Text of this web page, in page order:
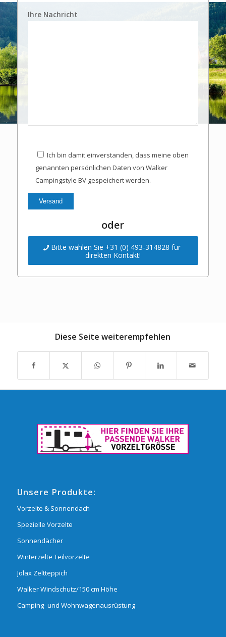
Ihre Nachricht
Ich bin damit einverstanden, dass meine oben
genannten persönlichen Daten von Walker
Campingstyle BV gespeichert werden.
oder
Bitte wählen Sie +31 (0) 493-314828 für
direkten Kontakt!
Diese Seite weiterempfehlen
Unsere Produkte:
Vorzelte & Sonnendach
Spezielle Vorzelte
Sonnendächer
Winterzelte Teilvorzelte
Jolax Zeltteppich
Walker Windschutz/150 cm Höhe
Camping- und Wohnwagenausrüstung